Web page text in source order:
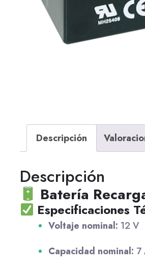
Descripción
Descripción
Batería
Especificaciones
Voltaje nominal: 12 V
Capacidad nominal: 7